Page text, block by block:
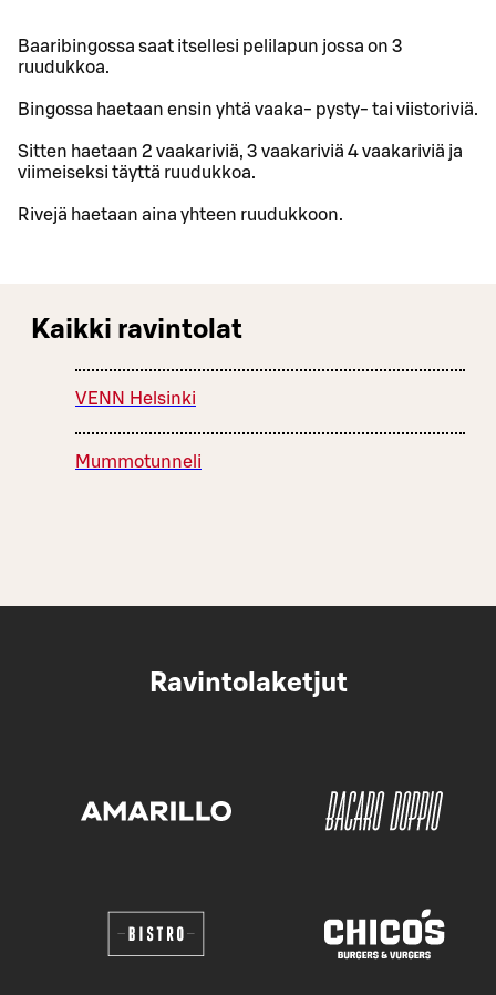
Baaribingossa saat itsellesi pelilapun jossa on 3
ruudukkoa.
Bingossa haetaan ensin yhtä vaaka- pysty- tai viistoriviä.
Sitten haetaan 2 vaakariviä, 3 vaakariviä 4 vaakariviä ja
viimeiseksi täyttä ruudukkoa.
Rivejä haetaan aina yhteen ruudukkoon.
Kaikki ravintolat
VENN Helsinki
Mummotunneli
Ravintolaketjut